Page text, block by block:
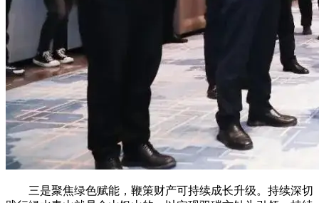
三是聚焦绿色赋能，鞭策财产可持续成长升级。持续深切